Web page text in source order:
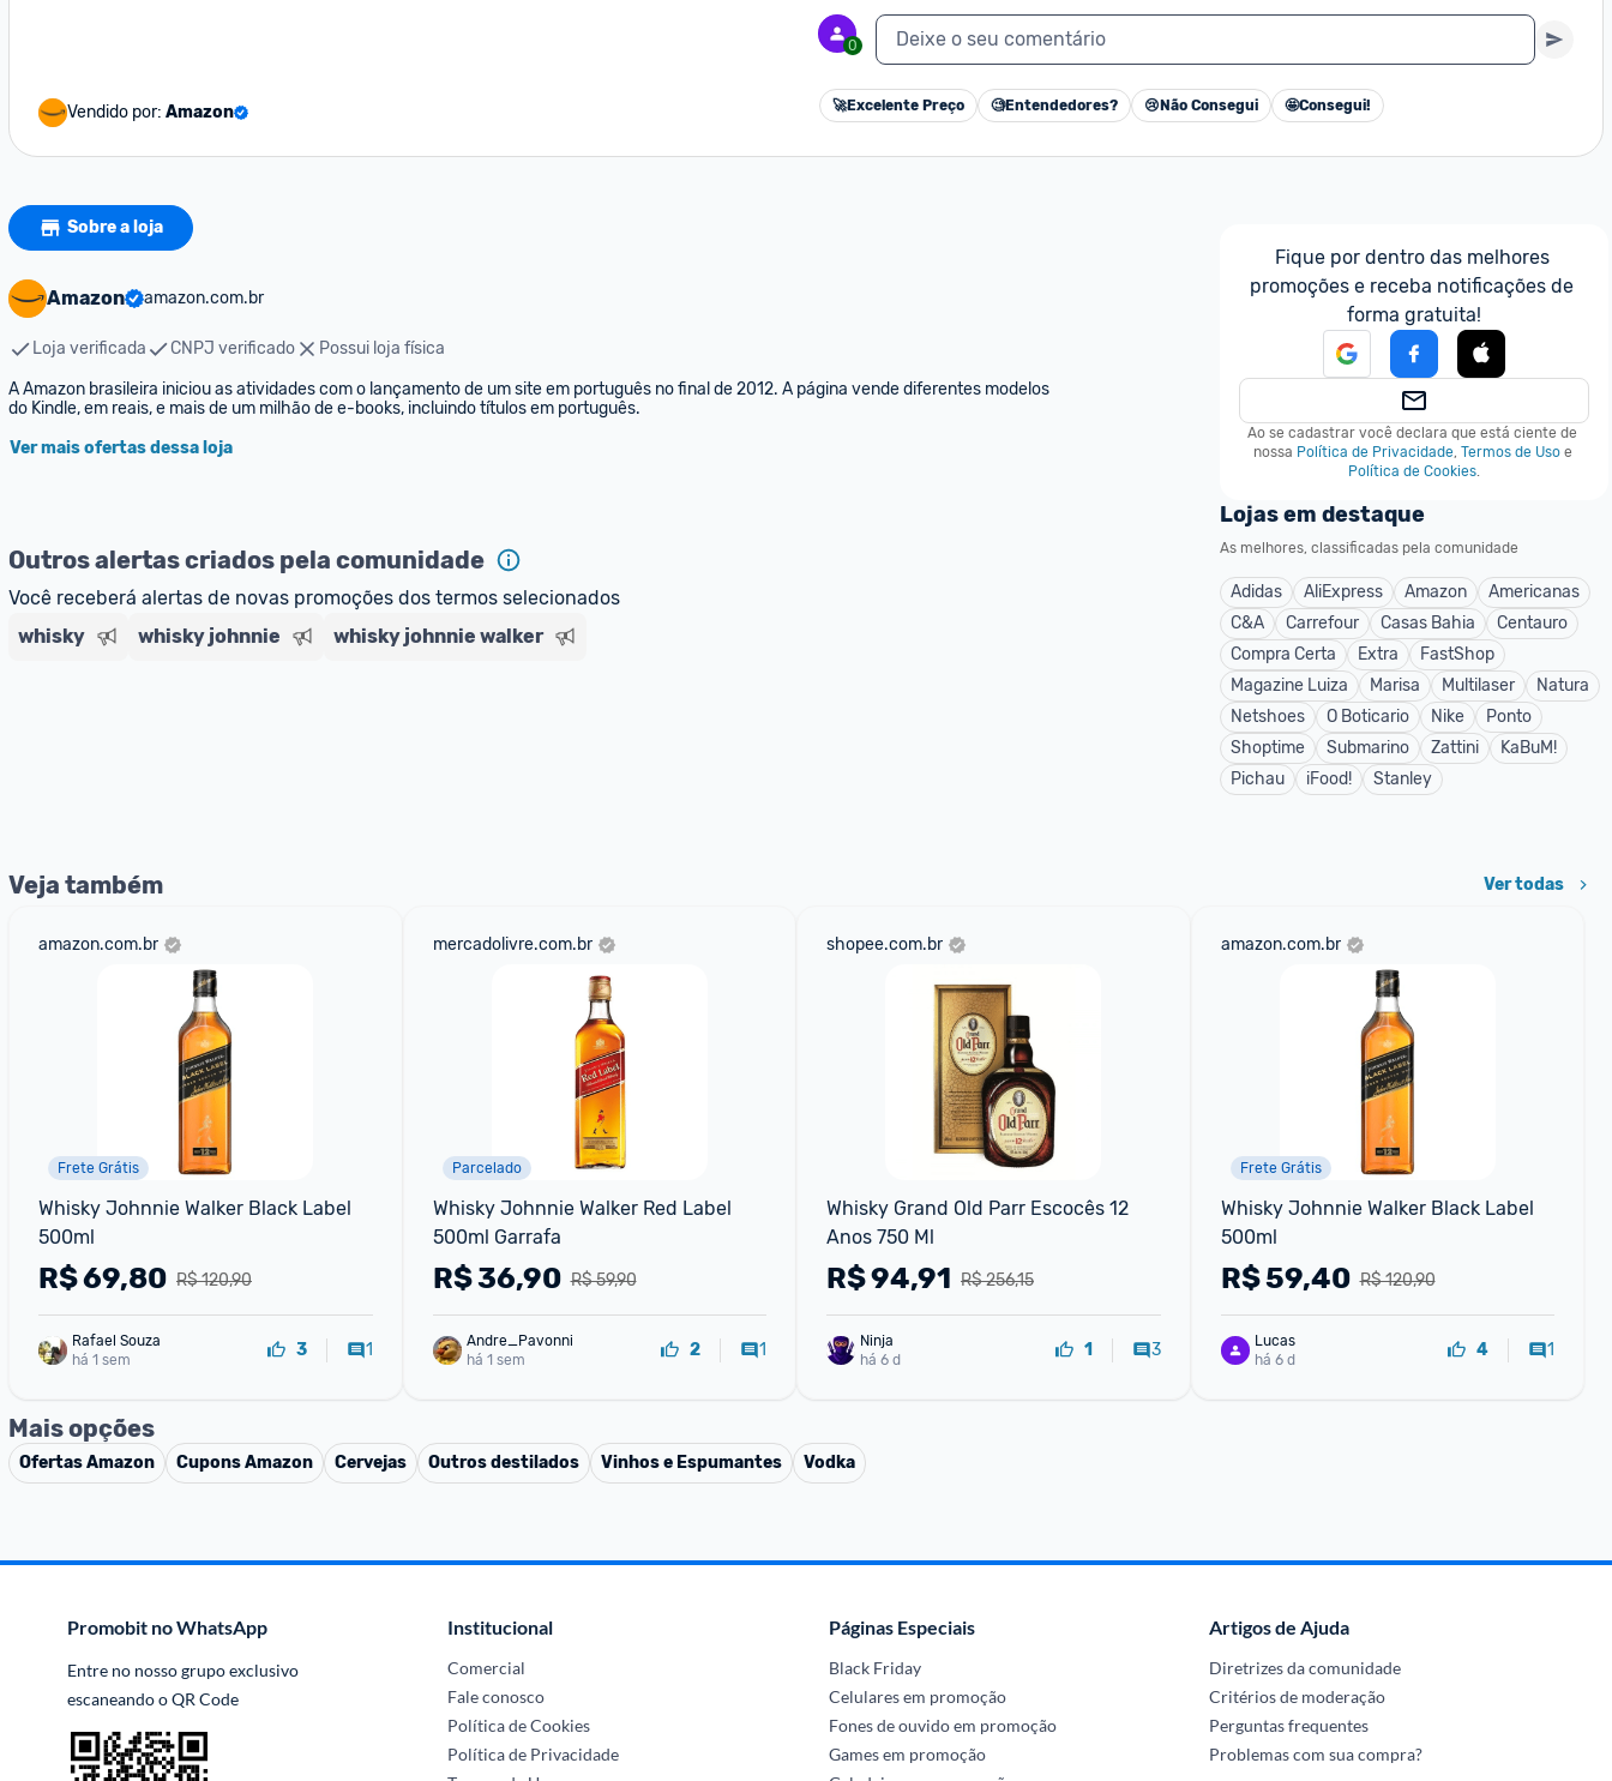
Vendido por: Amazon
0 Deixe o seu comentário
🚀Excelente Preço 🧐Entendedores? 😢 Não Consegui 🤩Consegui!
Sobre a loja
Amazon amazon.com.br
Loja verificada CNPJ verificado
Possui loja física
A Amazon brasileira iniciou as atividades com o lançamento de um site em português no final de 2012. A página vende diferentes modelos
do Kindle, em reais, e mais de um milhão de e-books, incluindo títulos em português.
Ver mais ofertas dessa loja
Outros alertas criados pela comunidade
Você receberá alertas de novas promoções dos termos selecionados
whisky
whisky johnnie whisky johnnie walker
Fique por dentro das melhores
promoções e receba notificações de
forma gratuita!
Ao se cadastrar você declara que está ciente de
nossa Política de Privacidade, Termos de Uso e
Política de Cookies.
Lojas em destaque
As melhores, classificadas pela comunidade
Adidas AliExpress Amazon
Americanas
C&A
Carrefour Casas Bahia
Centauro
Compra Certa
Extra
FastShop
Magazine Luiza
Marisa Multilaser
Natura
Netshoes
O Boticario Nike
Ponto
Shoptime
Submarino Zattini
KaBuM!
Pichau
iFood! Stanley
Veja também Ver todas
amazon.com.br
Frete Grátis
Whisky Johnnie Walker Black Label
500ml
R$ 120,90
R$69,80
Rafael Souza
há 1 sem
3 1
mercadolivre.com.br
Parcelado
Whisky Johnnie Walker Red Label
500ml Garrafa
R$ 59,90
R$36,90
Andre_Pavonni
há 1 sem
2 1
shopee.com.br
Whisky Grand Old Parr Escocês 12
Anos 750 Ml
R$ 256,15
R$94,91
há 6 d
1 3
amazon.com.br
Frete Grátis
Whisky Johnnie Walker Black Label
500ml
R$ 120,90
R$59,40
Lucas
há 6 d
4 1
Mais opções
OfertasAmazon CuponsAmazon Cervejas Outros destilados Vinhos e Espumantes Vodka
Promobit no WhatsApp
Entre no nosso grupo exclusivo
escaneando o QR Code
Institucional
Comercial
Fale conosco
Política de Cookies
Política de Privacidade
Páginas Especiais
Black Friday
Celulares em promoção
Fones de ouvido em promoção
Games em promoção
Artigos de Ajuda
Diretrizes da comunidade
Critérios de moderação
Perguntas frequentes
Problemas com sua compra?